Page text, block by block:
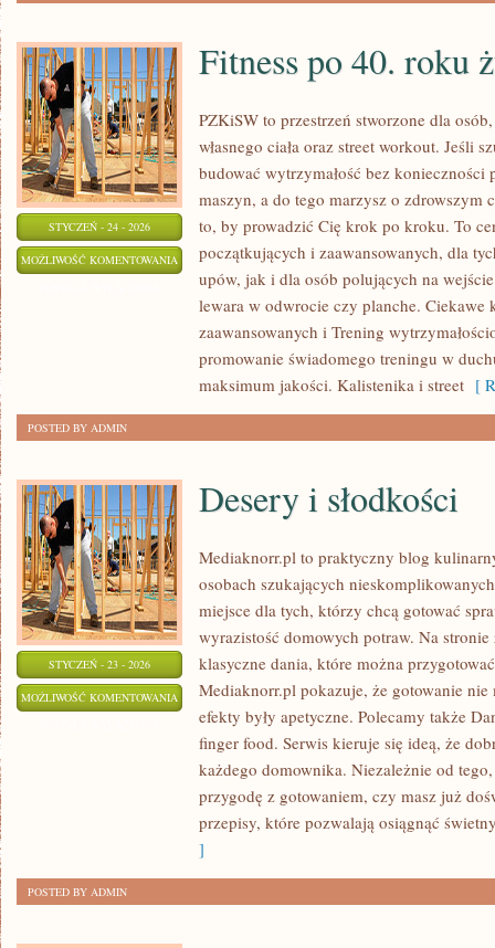
STYCZEŃ - 24 - 2026
MOŻLIWOŚĆ KOMENTOWANIA FITNESS
ROKU
ŻYCIA
Fitness po 40. roku
PZKiSW to przestrzeń stworzone dla
własnego ciała oraz street workout. Jeśli
budować wytrzymałość bez konieczności
maszyn, a do tego marzysz o zdrowszym
to, by prowadzić Cię krok po kroku. To
początkujących i zaawansowanych, dla
upów, jak i dla osób polujących na
lewara w odwrocie czy planche. Ciekawe
zaawansowanych i Trening
promowanie świadomego treningu w
maksimum jakości. Kalistenika i street [
POSTED BY ADMIN
STYCZEŃ - 23 - 2026
MOŻLIWOŚĆ KOMENTOWANIA DESERY
SŁODKOŚCI
Desery i słodkości
Mediaknorr.pl to praktyczny blog
osobach szukających
miejsce dla tych, którzy chcą gotować
wyrazistość domowych potraw. Na
klasyczne dania, które można
Mediaknorr.pl pokazuje, że gotowanie
efekty były apetyczne. Polecamy także
finger food. Serwis kieruje się ideą, że
każdego domownika. Niezależnie od
przygodę z gotowaniem, czy masz już
przepisy, które pozwalają osiągnąć
]
POSTED BY ADMIN